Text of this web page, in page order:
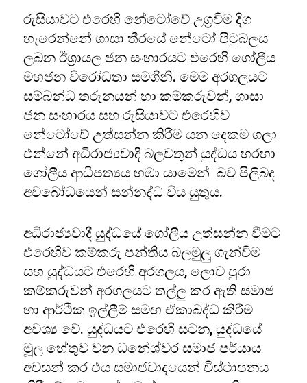
රුසියාවට එරෙහි නේටෝවේ උග්‍රවීම දිග
හැරෙන්නේ ගාසා තීරයේ නේටෝ පිටුබලය
ලබන ඊශ්‍රායල ජන සංහාරයට එරෙහි ගෝලීය
මහජන විරෝධතා සමගිනි. මෙම අරගලයට
සම්බන්ධ තරුනයන් හා කම්කරුවන්, ගාසා
ජන සංහාරය සහ රුසියාවට එරෙහිව
නේටෝවේ උත්සන්න කිරීම යන දෙකම ගලා
එන්නේ අධිරාජ්‍යවාදී බලවතුන් යුද්ධය හරහා
ගෝලීය ආධිපත්‍යය හඹා යාමෙන් බව පිලිබද
අවබෝධයෙන් සන්නද්ධ විය යුතුය.
අධිරාජ්‍යවාදී යුද්ධයේ ගෝලීය උත්සන්න වීමට
එරෙහිව කම්කරු පන්තිය බලමුලු ගැන්වීම
සහ යුද්ධයට එරෙහි අරගලය, ලොව පුරා
කම්කරුවන් අරගලයට තල්ලු කර ඇති සමාජ
හා ආර්ථික ඉල්ලීම් සමඟ ඒකාබද්ධ කිරීම
අවශ්‍ය වේ. යුද්ධයට එරෙහි සටන, යුද්ධයේ
මූල හේතුව වන ධනේශ්වර සමාජ පර්යාය
අවසන් කර එය සමාජවාදයෙන් විස්ථාපනය